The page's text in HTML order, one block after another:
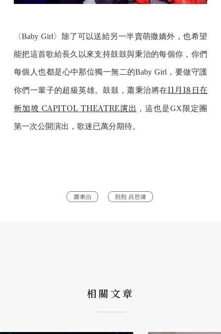
〈Baby Girl〉除了可以送給另一半賣萌撒嬌外，也希望
能把這首歌給長久以來支持鼓鼓與秉治的每個你，你們
每個人也都是心中那位獨一無二的Baby Girl，要做守護
你們一輩子的超級英雄。鼓鼓，蕭秉治將在11月18日在
新加坡 CAPITOL THEATRE演出 ，這也是GX限定團
第一次公開演出，歌迷已萬分期待。
蕭秉治 鼓鼓 呂思緯
相關文章